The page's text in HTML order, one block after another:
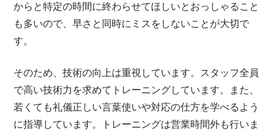
からと特定の時間に終わらせてほしいとおっしゃること
も多いので、早さと同時にミスをしないことが大切で
す。
そのため、技術の向上は重視しています。スタッフ全員
で高い技術力を求めてトレーニングしています。また、
若くても礼儀正しい言葉使いや対応の仕方を学べるよう
に指導しています。トレーニングは営業時間外も行いま